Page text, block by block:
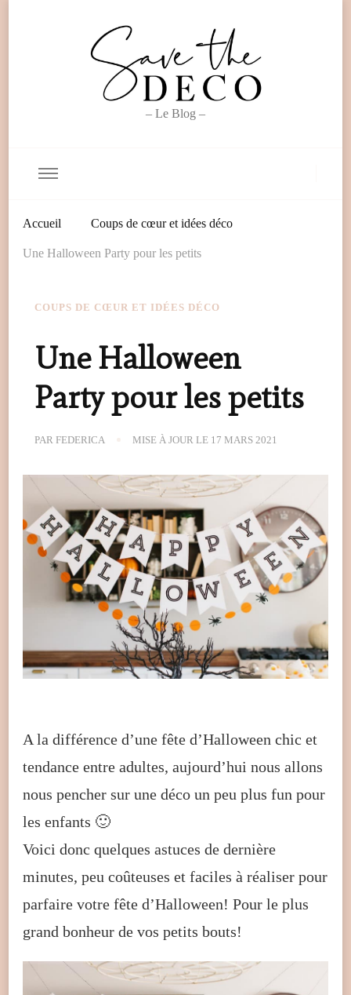
– Le Blog –
Accueil Coups de cœur et idées déco
Une Halloween Party pour les petits
COUPS DE CŒUR ET IDÉES DÉCO
Une Halloween
Party pour les petits
PAR FEDERICA MISE À JOUR LE 17 MARS 2021
A la différence d’une fête d’Halloween chic et
tendance entre adultes, aujourd’hui nous allons
nous pencher sur une déco un peu plus fun pour
les enfants 🙂
Voici donc quelques astuces de dernière
minutes, peu coûteuses et faciles à réaliser pour
parfaire votre fête d’Halloween! Pour le plus
grand bonheur de vos petits bouts!